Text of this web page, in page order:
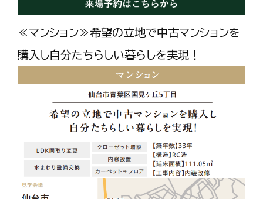
≪マンション≫希望の立地で中古マンションを
購入し自分たちらしい暮らしを実現！